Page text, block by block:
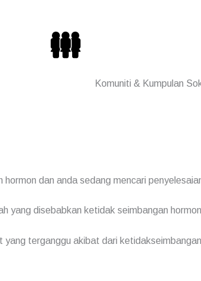
Komuniti & Kumpulan
dan anda sedang mencari
yang disebabkan ketidak seimbangan hormon
terganggu akibat dari